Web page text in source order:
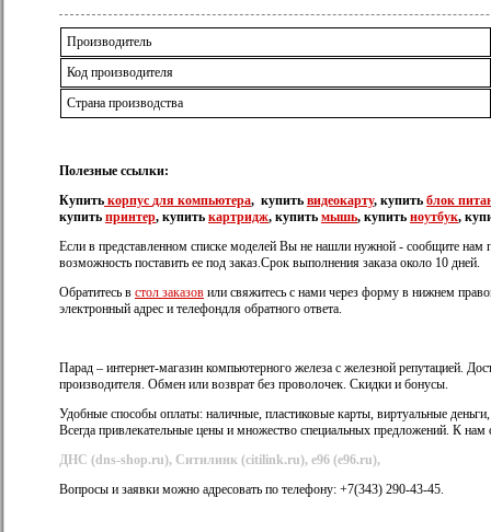
Производитель
Код производителя
Страна производства
Полезные ссылки:
Купить корпус для компьютера, купить видеокарту, купить блок
купить принтер, купить картридж, купить мышь, купить ноутбук,
Если в представленном списке моделей Вы не нашли нужной - сообщите
возможность поставить ее под заказ.Срок выполнения заказа около 10 дней.
Обратитесь в стол заказов или свяжитесь с нами через форму в нижнем
электронный адрес и телефондля обратного ответа.
Парад – интернет-магазин компьютерного железа с железной репутацией.
производителя. Обмен или возврат без проволочек. Скидки и бонусы.
Удобные способы оплаты: наличные, пластиковые карты, виртуальные
Всегда привлекательные цены и множество специальных предложений. К нам
ДНС (dns-shop.ru), Ситилинк (citilink.ru), е96 (e96.ru),
Вопросы и заявки можно адресовать по телефону: +7(343) 290-43-45.